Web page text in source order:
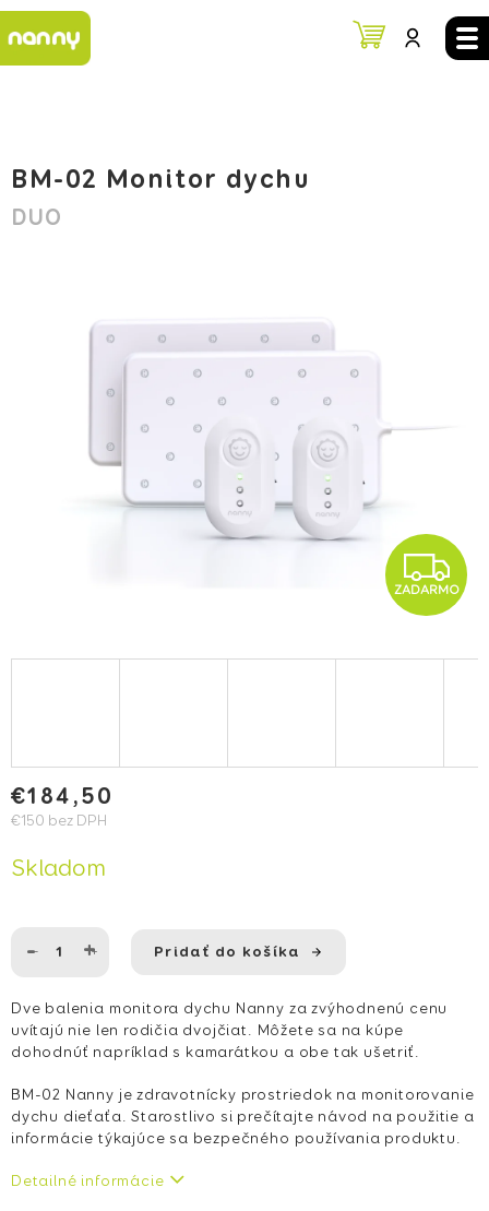
Prejsť
na
NÁKUPNÝ
KOŠÍK
BM-02 Monitor dychu
DUO
ZADARMO
€184,50
€150 bez DPH
cena:
Skladom
+
− Pridať do košíka
Dve balenia monitora dychu Nanny za zvýhodnenú cenu
uvítajú nie len rodičia dvojčiat. Môžete sa na kúpe
dohodnúť napríklad s kamarátkou a obe tak ušetriť.
BM-02 Nanny je zdravotnícky prostriedok na monitorovanie
dychu dieťaťa. Starostlivo si prečítajte návod na použitie a
informácie týkajúce sa bezpečného používania produktu.
Detailné informácie